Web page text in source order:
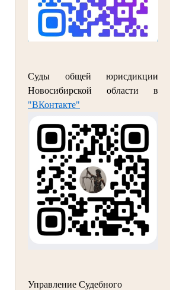
Суды общей юрисдикции
Новосибирской области в
"ВКонтакте"
Управление Судебного